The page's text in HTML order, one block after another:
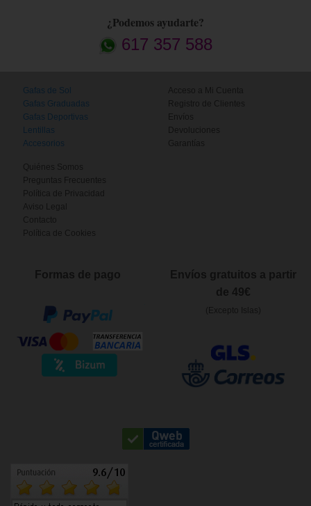
¿Podemos ayudarte?
617 357 588
Gafas de Sol
Gafas Graduadas
Gafas Deportivas
Lentillas
Accesorios
Acceso a Mi Cuenta
Registro de Clientes
Envíos
Devoluciones
Garantías
Quiénes Somos
Preguntas Frecuentes
Política de Privacidad
Aviso Legal
Contacto
Política de Cookies
Formas de pago
Envíos gratuitos a partir
de 49€
(Excepto Islas)